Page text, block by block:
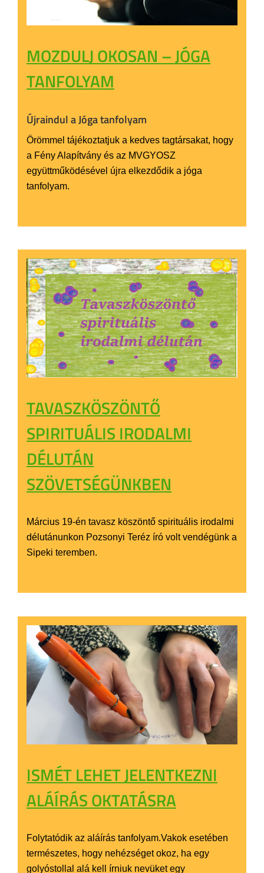
MOZDULJ OKOSAN – JÓGA
TANFOLYAM
Újraindul a Jóga tanfolyam
Örömmel tájékoztatjuk a kedves tagtársakat, hogy
a Fény Alapítvány és az MVGYOSZ
együttműködésével újra elkezdődik a jóga
tanfolyam.
TAVASZKÖSZÖNTŐ
SPIRITUÁLIS IRODALMI
DÉLUTÁN
SZÖVETSÉGÜNKBEN
Március 19-én tavasz köszöntő spirituális irodalmi
délutánunkon Pozsonyi Teréz író volt vendégünk a
Sipeki teremben.
ISMÉT LEHET JELENTKEZNI
ALÁÍRÁS OKTATÁSRA
Folytatódik az aláírás tanfolyam.Vakok esetében
természetes, hogy nehézséget okoz, ha egy
golyóstollal alá kell írniuk nevüket egy